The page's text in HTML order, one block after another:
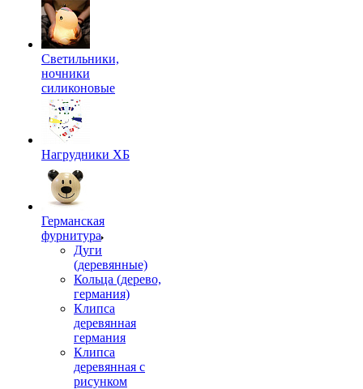
Светильники,
ночники
силиконовые
Нагрудники ХБ
Германская
фурнитура
Дуги
(деревянные)
Кольца (дерево,
германия)
Клипса
деревянная
германия
Клипса
деревянная с
рисунком